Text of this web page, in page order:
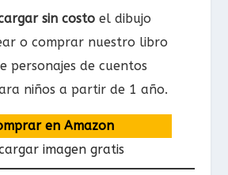
sin costo el dibujo
o comprar nuestro libro
personajes de cuentos
niños a partir de 1 año.
en Amazon
imagen gratis